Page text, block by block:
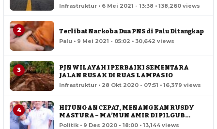
Infrastruktur • 6 Mei 2021 - 13:38 • 138,260 views
2 Terlibat Narkoba Dua PNS di Palu Ditangkap
Palu • 9 Mei 2021 - 05:02 • 30,642 views
3
PJN WILAYAH I PERBAIKI SEMENTARA
JALAN RUSAK DI RUAS LAMPASIO
Infrastruktur • 28 Okt 2020 - 07:51 • 16,379 views
4
HITUNGAN CEPAT, MENANGKAN RUSDY
MASTURA – MA’MUN AMIR DI PILGUB
SULTENG
Politik • 9 Des 2020 - 18:00 • 13,144 views